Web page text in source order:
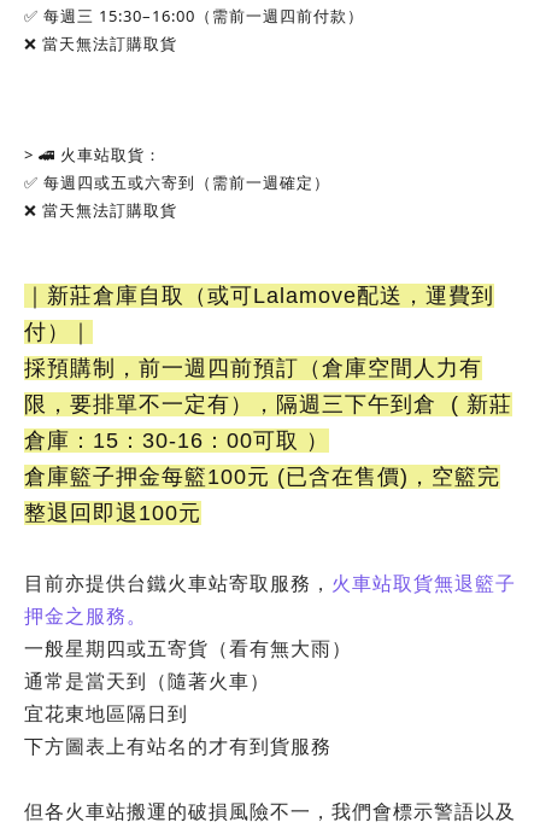
✅ 每週三 15:30–16:00（需前一週四前付款）
❌ 當天無法訂購取貨
> 🚄 火車站取貨：
✅ 每週四或五或六寄到（需前一週確定）
❌ 當天無法訂購取貨
｜新莊倉庫自取（或可Lalamove配送，運費到
付）｜
採預購制，前一週四前預訂（倉庫空間人力有
限，要排單不一定有），隔週三下午到倉 ( 新莊
倉庫：15：30-16：00可取 ）
倉庫籃子押金每籃100元 (已含在售價)，空籃完
整退回即退100元
目前亦提供台鐵火車站寄取服務， 火車站取貨無退籃子
押金之服務。
一般星期四或五寄貨（看有無大雨）
通常是當天到（隨著火車）
宜花東地區隔日到
下方圖表上有站名的才有到貨服務
但各火車站搬運的破損風險不一，我們會標示警語以及